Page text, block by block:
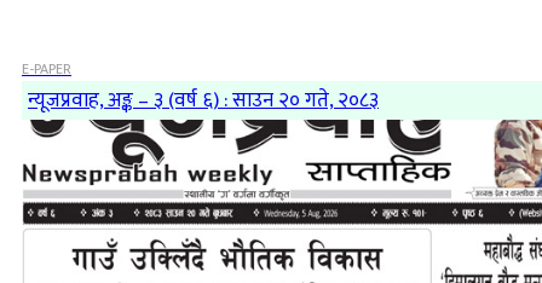
E-PAPER
न्यूजप्रवाह, अङ्क – ३ (वर्ष ६) : साउन २० गते, २०८३